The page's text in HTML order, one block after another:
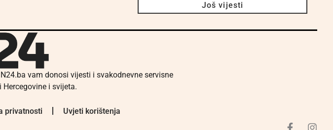
Još vijesti
vam donosi vijesti i svakodnevne servisne
i svijeta.
privatnosti Uvjeti korištenja